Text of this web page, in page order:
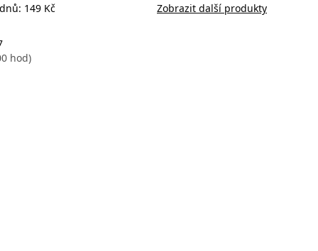
149 Kč
hod)
Zobrazit další produkty